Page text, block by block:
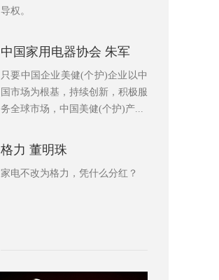
导权。
中国家用电器协会 朱军
只要中国企业美健(个护)企业以中
国市场为根基，持续创新，积极服
务全球市场，中国美健(个护)产...
格力 董明珠
家电不改为格力，凭什么分红？